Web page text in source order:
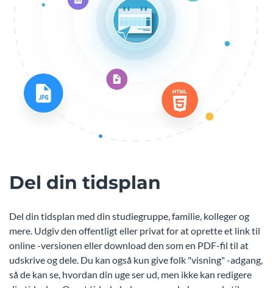
Del din tidsplan
Del din tidsplan med din studiegruppe, familie, kolleger og
mere. Udgiv den offentligt eller privat for at oprette et link til
online -versionen eller download den som en PDF-fil til at
udskrive og dele. Du kan også kun give folk "visning" -adgang,
så de kan se, hvordan din uge ser ud, men ikke kan redigere